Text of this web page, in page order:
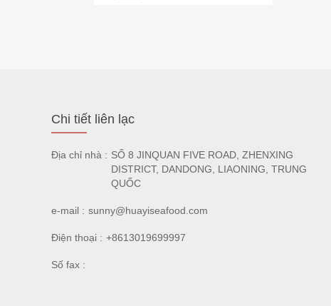
Chi tiết liên lạc
Địa chỉ nhà : SỐ 8 JINQUAN FIVE ROAD, ZHENXING
DISTRICT, DANDONG, LIAONING, TRUNG
QUỐC
e-mail : sunny@huayiseafood.com
Điện thoại : +8613019699997
Số fax :